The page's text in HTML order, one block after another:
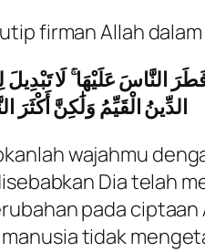
firman Allah dalam
النَّاسَ عَلَيْهَا ۚ لَا تَبْدِيلَ
الدِّينُ الْقَيِّمُ وَلَٰكِنَّ أَكْثَرَ
wajahmu
Dia telah
pada
tidak